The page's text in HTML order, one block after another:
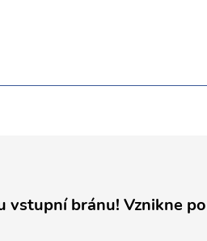
bránu! Vznikne